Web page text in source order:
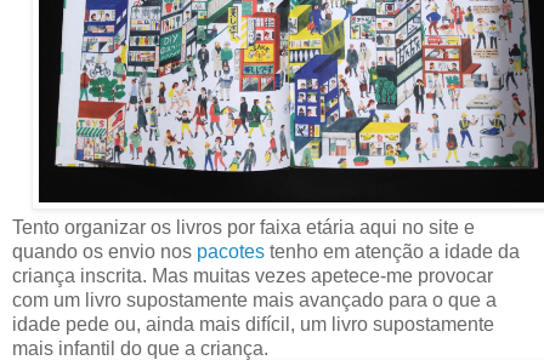
Tento organizar os livros por faixa etária aqui no site e
quando os envio nos pacotes tenho em atenção a idade da
criança inscrita. Mas muitas vezes apetece-me provocar
com um livro supostamente mais avançado para o que a
idade pede ou, ainda mais difícil, um livro supostamente
mais infantil do que a criança.